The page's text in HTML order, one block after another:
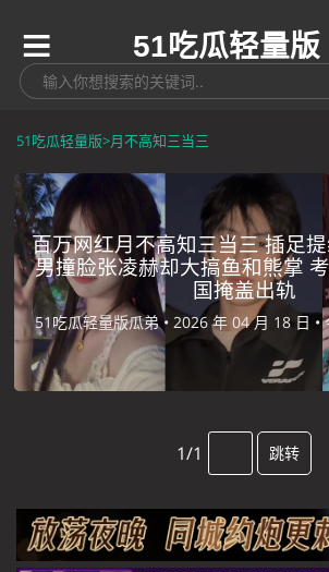
51吃瓜轻量版
51吃瓜轻量版>月不高知三当三
百万网红月不高知三当三 插足
男撞脸张凌赫却大搞鱼和熊掌
国掩盖出轨
51吃瓜轻量版瓜弟 • 2026 年 04 月 18 日 •
1/1 跳转